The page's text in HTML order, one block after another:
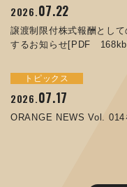
2026.07.22
譲渡制限付株式報酬とし
するお知らせ[PDF
トピックス
2026.07.17
ORANGE NEWS Vol. 014
お知らせ
2025.05.29
コラムを更新しました：
お知らせ
2025.05.15
2025.09.10
ORANGE NEWS Vol. 011
2025.07.31
ORANGE NEWS Vol. 010
2024.09.26
JIMTOF2024 出展のご
2024.05.13
MEX金沢2024 学生向け
終了しました
IR
2026.07.01
コーポレートガバナンス報
IR
2026.06.26
第65回定時株主総会のご報
サステナビリティ
2025.12.09
令和７年度石川県ワーク
サステナビリティ
2025.12.04